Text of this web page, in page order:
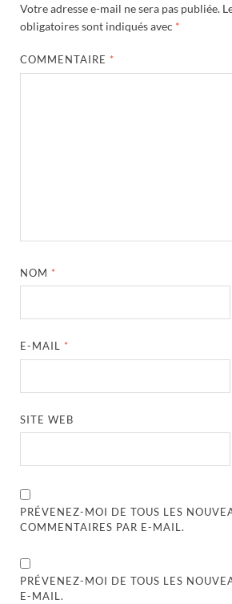
Votre adresse e-mail ne sera pas publiée.
obligatoires sont indiqués avec *
COMMENTAIRE *
NOM *
E-MAIL *
SITE WEB
PRÉVENEZ-MOI DE TOUS LES
COMMENTAIRES PAR E-MAIL.
PRÉVENEZ-MOI DE TOUS LES
E-MAIL.